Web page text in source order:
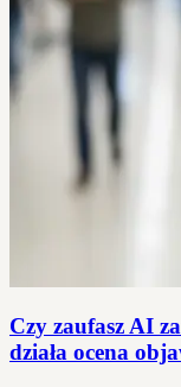
Czy zaufasz AI
działa ocena